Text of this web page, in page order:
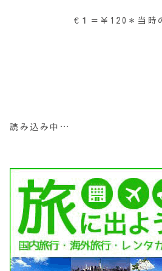
€１＝￥120＊当時
読み込み中…